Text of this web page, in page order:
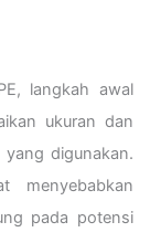
langkah awal
ukuran dan
digunakan.
menyebabkan
pada potensi